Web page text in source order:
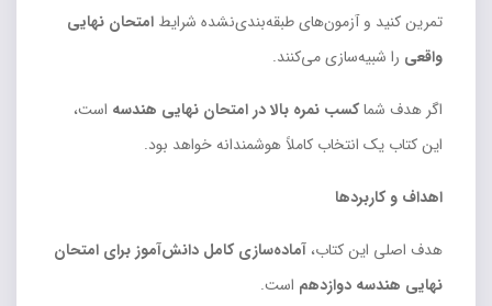
تمرین کنید و آزمون‌های طبقه‌بندی‌نشده شرایط امتحان نهایی
واقعی را شبیه‌سازی می‌کنند.
اگر هدف شماکسب نمره بالا در امتحان نهایی هندسه است،
این کتاب یک انتخاب کاملاً هوشمندانه خواهد بود.
اهداف و کاربردها
هدف اصلی این کتاب، آماده‌سازی کامل دانش‌آموز برای امتحان
نهایی هندسه دوازدهم است.